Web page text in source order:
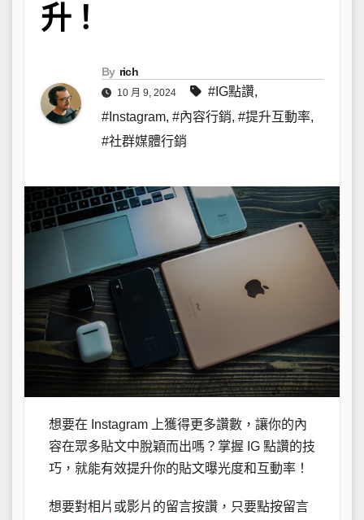
升！
By rich
10 月 9, 2024 #IG點讚,
#Instagram, #內容行銷, #提升互動率,
#社群媒體行銷
想要在 Instagram 上獲得更多讚數，讓你的內
容在眾多貼文中脫穎而出嗎？掌握 IG 點讚的技
巧，就能有效提升你的貼文曝光度和互動率！
想要對相片或影片的留言按讚，只要點按留言